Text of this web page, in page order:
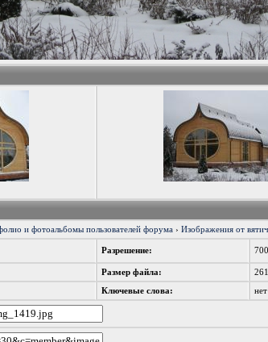
и фотоальбомы пользователей форума ›Изображения от
Разрешение:
Размер файла:
Ключевые слова: нет